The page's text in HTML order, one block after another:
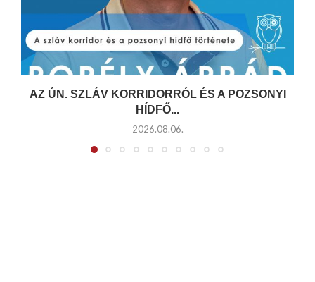
AZ ÚN. SZLÁV KORRIDORRÓL ÉS A POZSONYI
HÍDFŐ...
2026.08.06.